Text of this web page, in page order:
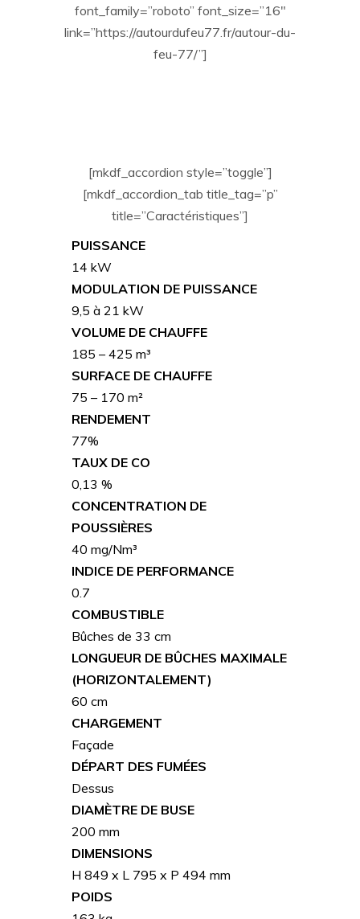
font_family=”roboto” font_size=”16″
link=”https://autourdufeu77.fr/autour-du-
feu-77/”]
[mkdf_accordion style=”toggle”]
[mkdf_accordion_tab title_tag=”p”
title=”Caractéristiques”]
PUISSANCE
14 kW
MODULATION DE PUISSANCE
9,5 à 21 kW
VOLUME DE CHAUFFE
185 – 425 m³
SURFACE DE CHAUFFE
75 – 170 m²
RENDEMENT
77%
TAUX DE CO
0,13 %
CONCENTRATION DE
POUSSIÈRES
40 mg/Nm³
INDICE DE PERFORMANCE
0.7
COMBUSTIBLE
Bûches de 33 cm
LONGUEUR DE BÛCHES MAXIMALE
(HORIZONTALEMENT)
60 cm
CHARGEMENT
Façade
DÉPART DES FUMÉES
Dessus
DIAMÈTRE DE BUSE
200 mm
DIMENSIONS
H 849 x L 795 x P 494 mm
POIDS